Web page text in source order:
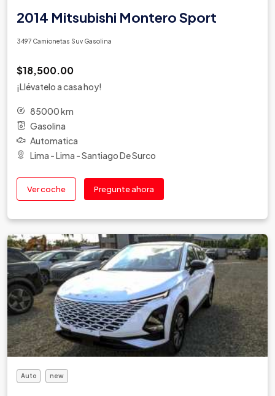
2014 Mitsubishi Montero Sport
3497 Camionetas Suv Gasolina
$18,500.00
¡Llévatelo a casa hoy!
85000 km
Gasolina
Automatica
Lima - Lima - Santiago De Surco
Ver coche Pregunte ahora
Auto new